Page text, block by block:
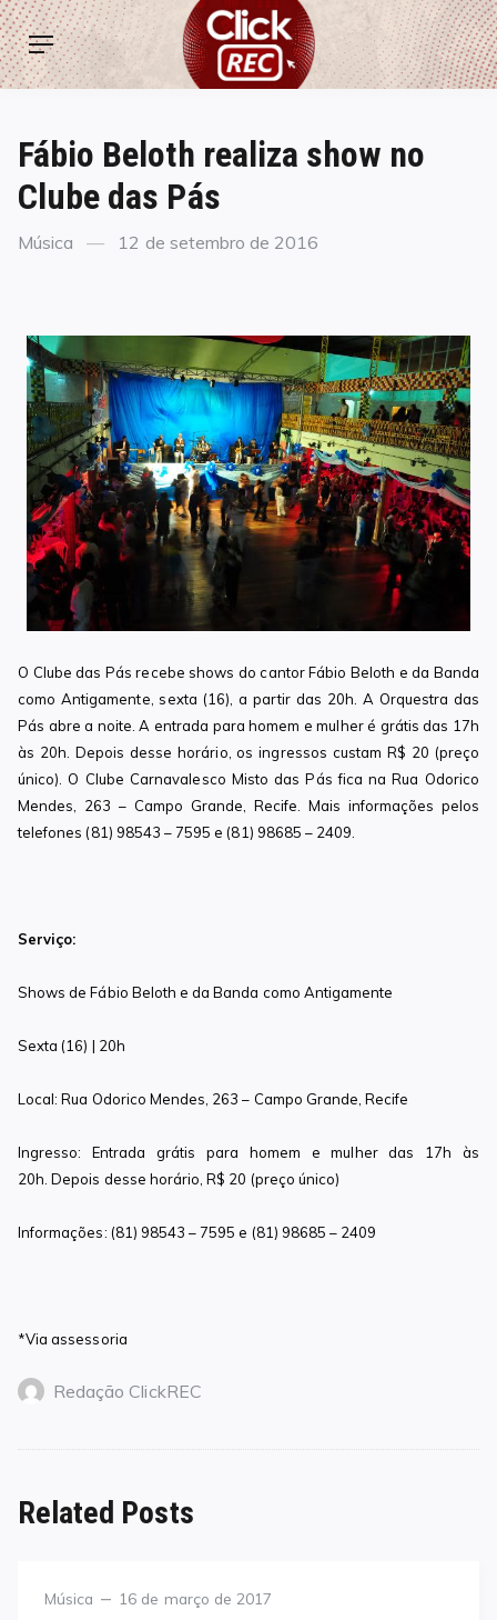
Skip
to
content
ClickREC
Menu
Fábio Beloth realiza show no
Clube das Pás
Categories
Música
Posted
12 de setembro de 2016
O Clube das Pás recebe shows do cantor Fábio Beloth e da Banda
como Antigamente, sexta (16), a partir das 20h. A Orquestra das
Pás abre a noite.A entrada para homem e mulher é grátis das 17h
às 20h. Depois desse horário, os ingressos custam R$ 20 (preço
único). O Clube Carnavalesco Misto das Pás fica na Rua Odorico
Mendes, 263 – Campo Grande, Recife. Mais informações pelos
telefones (81) 98543 – 7595 e (81) 98685 – 2409.
Serviço:
Shows de Fábio Beloth e da Banda como Antigamente
Sexta (16) | 20h
Local: Rua Odorico Mendes, 263 – Campo Grande, Recife
Ingresso: Entrada grátis para homem e mulher das 17h às
20h. Depois desse horário, R$ 20 (preço único)
Informações: (81) 98543 – 7595 e (81) 98685 – 2409
*Via assessoria
Redação ClickREC
Related Posts
Category
Música
Posted
16 de março de 2017